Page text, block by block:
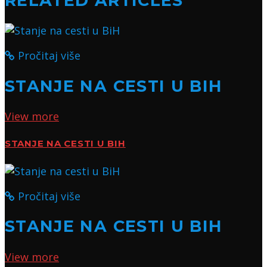
Pročitaj više
STANJE NA CESTI U BIH
View more
STANJE NA CESTI U BIH
Pročitaj više
STANJE NA CESTI U BIH
View more